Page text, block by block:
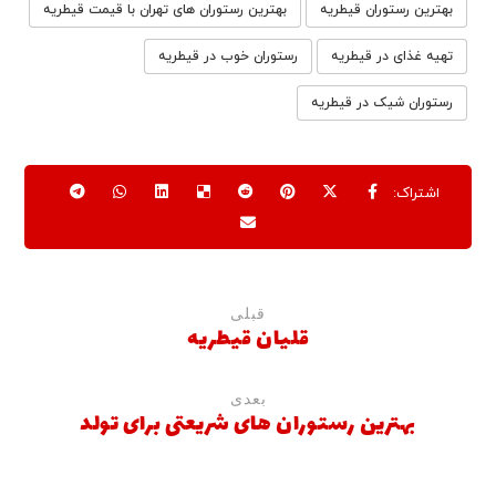
بهترین رستوران قیطریه بهترین رستوران های تهران با قیمت قیطریه
تهیه غذای در قیطریه رستوران خوب در قیطریه
رستوران شیک در قیطریه
قبلی
قلیان قیطریه
بعدی
بهترین رستوران های شریعتی برای تولد